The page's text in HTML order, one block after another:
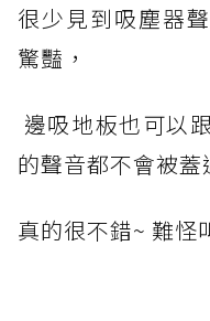
很少見到吸塵器
驚豔，
邊吸地板也可以
的聲音都不會被蓋
真的很不錯~ 難怪